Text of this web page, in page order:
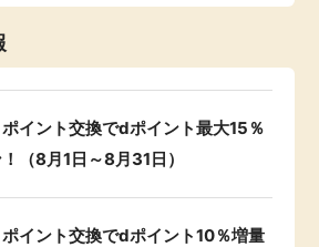
ポイント交換でdポイント最大15％
（8月1日～8月31日）
ポイント交換でdポイント10％増量